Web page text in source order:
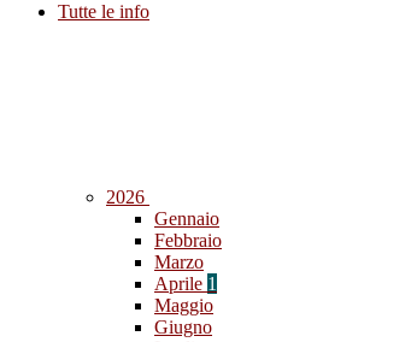
Tutte le info
2026
Gennaio
Febbraio
Marzo
Aprile 1
Maggio
Giugno